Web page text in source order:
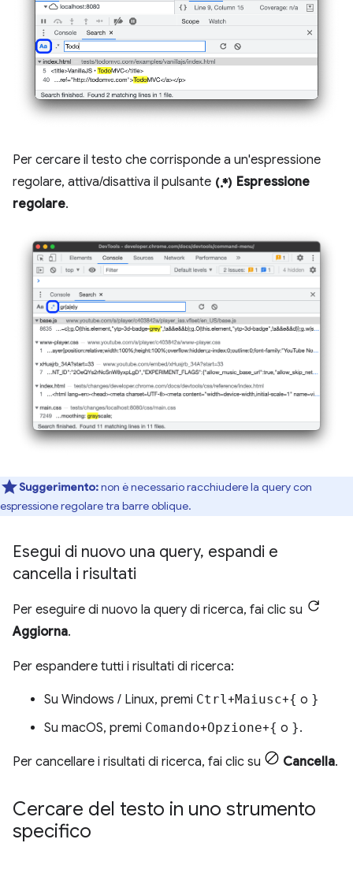
Per cercare il testo che corrisponde a un'espressione
regolare, attiva/disattiva il pulsante regular_expression Espressione
regolare.
Suggerimento:non è necessario racchiudere la query con
espressione regolare tra barre oblique.
Esegui di nuovo una query, espandi e
cancella i risultati
Per eseguire di nuovo la query di ricerca, fai clic su
Aggiorna.
Per espandere tutti i risultati di ricerca:
Su Windows / Linux, premi Ctrl +Maiusc+{ o }
Su macOS, premi Comando+Opzione+{ o }.
Per cancellare i risultati di ricerca, fai clic su Cancella.
Cercare del testo in uno strumento
specifico